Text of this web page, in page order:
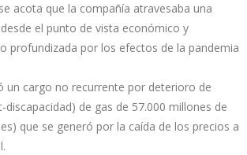
acota que la compañía atravesaba una
el punto de vista económico y
profundizada por los efectos de la pandemia
un cargo no recurrente por deterioro de
de gas de 57.000 millones de
que se generó por la caída de los precios a